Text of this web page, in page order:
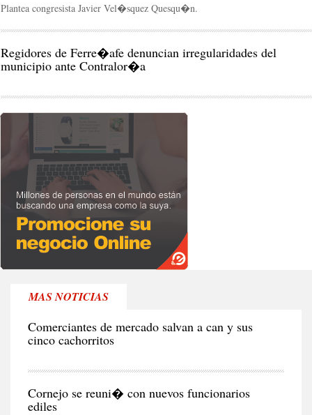
Plantea congresista Javier Vel�squez Quesqu�n.
Regidores de Ferre�afe denuncian irregularidades del
municipio ante Contralor�a
MAS NOTICIAS
Comerciantes de mercado salvan a can y sus
cinco cachorritos
Cornejo se reuni� con nuevos funcionarios
ediles